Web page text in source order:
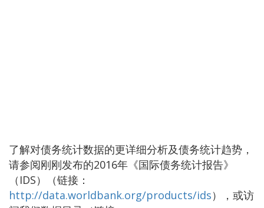
了解对债务统计数据的更详细分析及债务统计趋势，
请参阅刚刚发布的2016年《国际债务统计报告》
（IDS）（链接：
http://data.worldbank.org/products/ids），或访